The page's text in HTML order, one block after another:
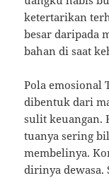
ketertarikan
besar daripada
bahan di saat
Pola emosional
dibentuk dari
sulit keuangan.
tuanya sering
membelinya.
dirinya dewasa.